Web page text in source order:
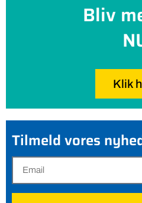
Bliv
Klik
Tilmeld vores